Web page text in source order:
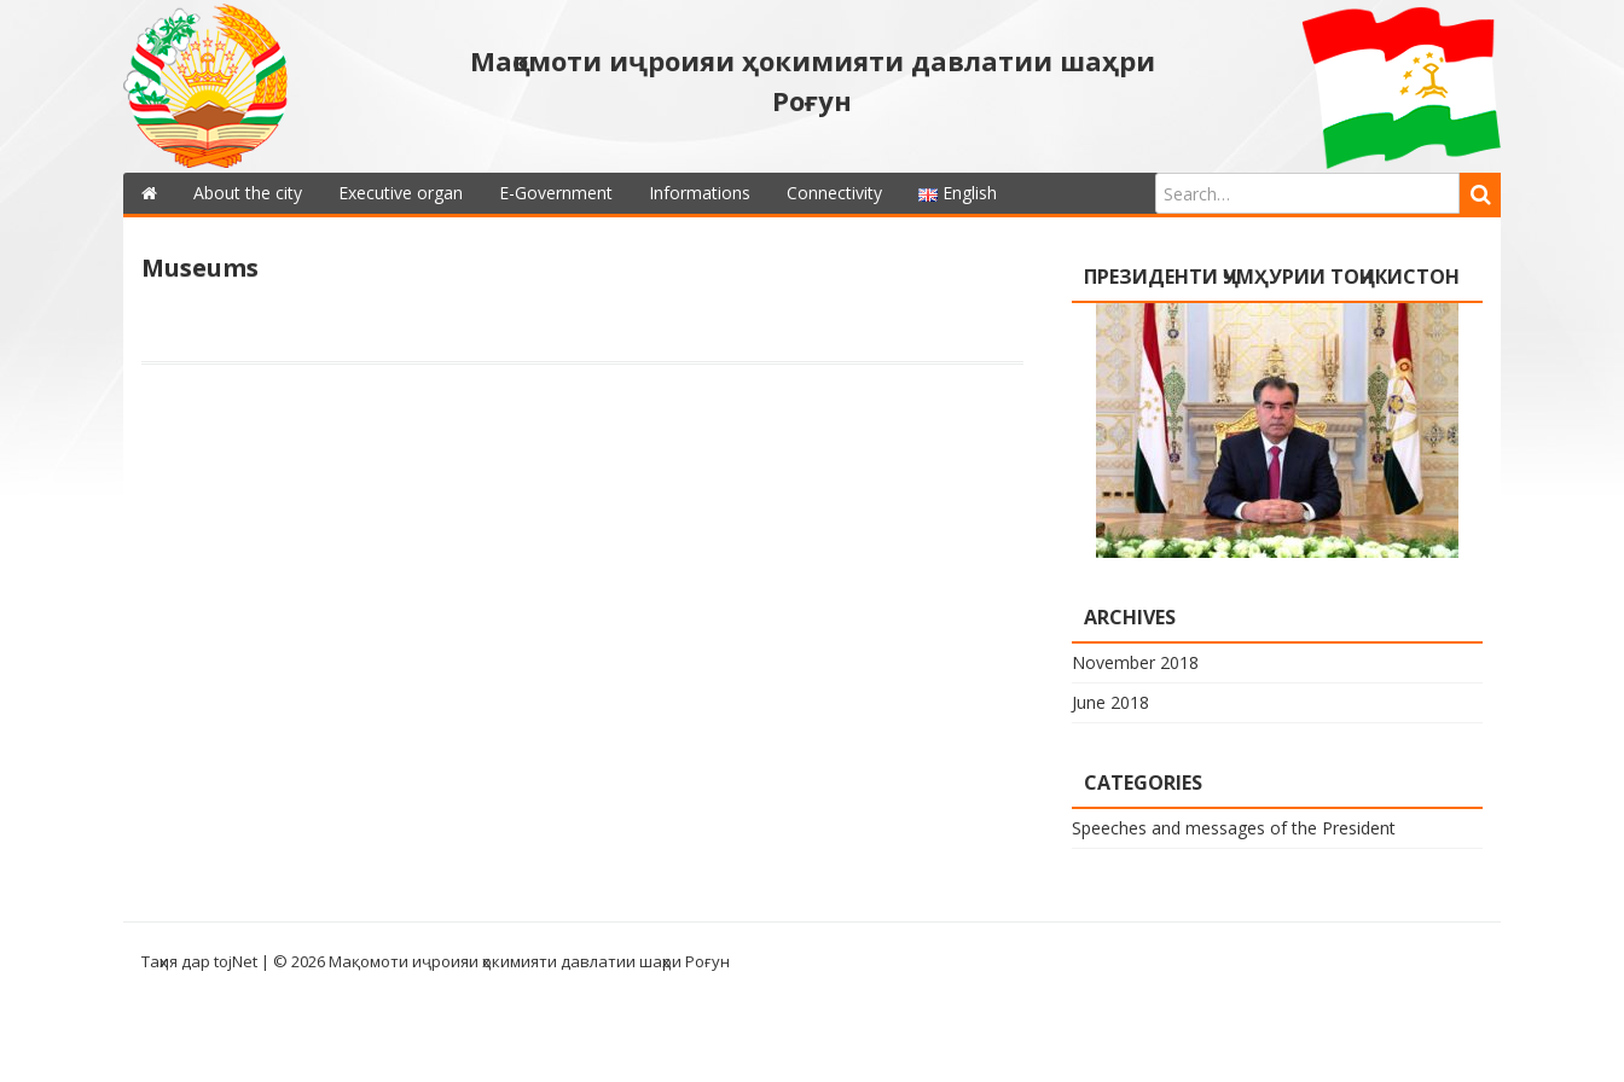
Мақомоти иҷроияи ҳокимияти давлатии шаҳри
Роғун
About the city Executive organ E-Government Informations Connectivity English
Museums ПРЕЗИДЕНТИ ҶУМҲУРИИ ТОҶИКИСТОН
ARCHIVES
November 2018
June 2018
CATEGORIES
Speeches and messages of the President
Таҳия дар tojNet | © 2026 Мақомоти иҷроияи ҳокимияти давлатии шаҳри Роғун